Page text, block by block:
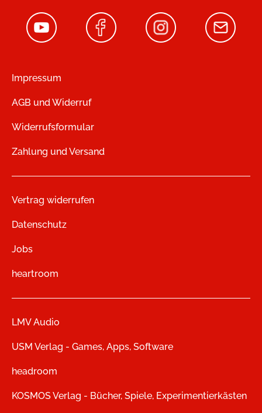
Impressum
AGB und Widerruf
Widerrufsformular
Zahlung und Versand
Vertrag widerrufen
Datenschutz
Jobs
heartroom
LMV Audio
USM Verlag - Games, Apps, Software
headroom
KOSMOS Verlag - Bücher, Spiele, Experimentierkästen